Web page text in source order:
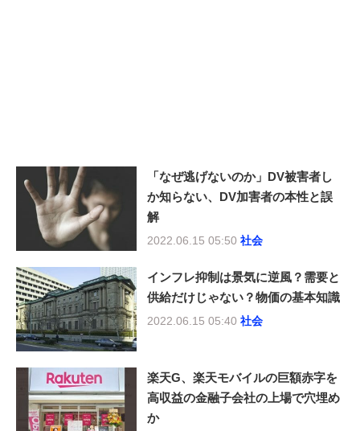
「なぜ逃げないのか」DV被害者し
か知らない、DV加害者の本性と誤
解
2022.06.15 05:50 社会
インフレ抑制は景気に逆風？需要と
供給だけじゃない？物価の基本知識
2022.06.15 05:40 社会
楽天G、楽天モバイルの巨額赤字を
高収益の金融子会社の上場で穴埋め
か